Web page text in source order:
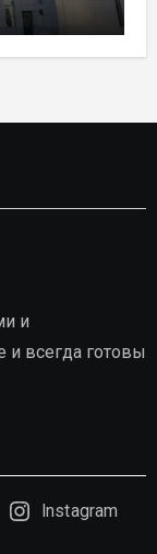
ПЛАН
ДО
и
всегда готовы
Instagram